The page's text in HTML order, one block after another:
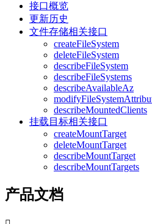
接口概览
更新历史
文件存储相关接口
createFileSystem
deleteFileSystem
describeFileSystem
describeFileSystems
describeAvailableAz
describeMountedClients
挂载目标相关接口
createMountTarget
deleteMountTarget
describeMountTarget
describeMountTargets
产品文档